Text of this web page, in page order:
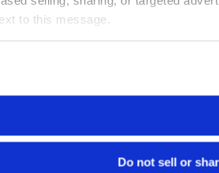
to this message.
Do not sell or